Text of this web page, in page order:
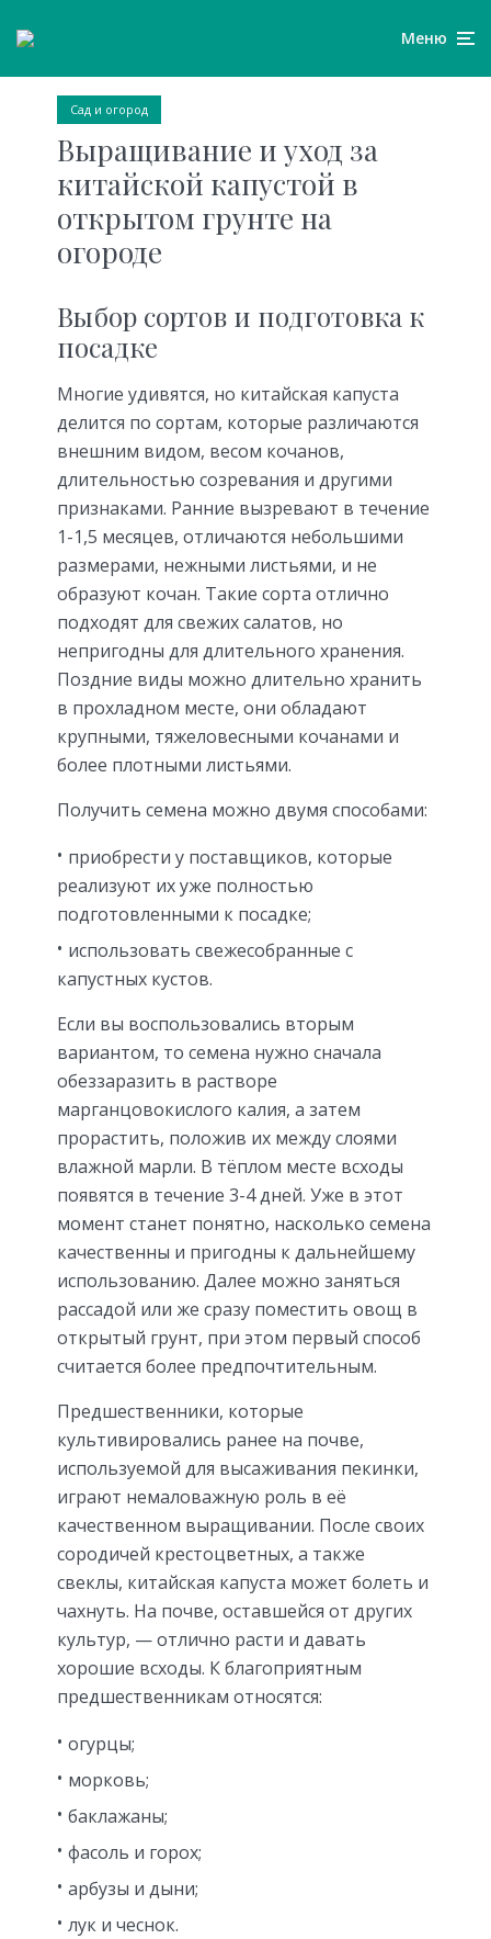
Меню
Сад и огород
Выращивание и уход за
китайской капустой в
открытом грунте на
огороде
Выбор сортов и подготовка к
посадке
Многие удивятся, но китайская капуста
делится по сортам, которые различаются
внешним видом, весом кочанов,
длительностью созревания и другими
признаками. Ранние вызревают в течение
1-1,5 месяцев, отличаются небольшими
размерами, нежными листьями, и не
образуют кочан. Такие сорта отлично
подходят для свежих салатов, но
непригодны для длительного хранения.
Поздние виды можно длительно хранить
в прохладном месте, они обладают
крупными, тяжеловесными кочанами и
более плотными листьями.
Получить семена можно двумя способами:
приобрести у поставщиков, которые
реализуют их уже полностью
подготовленными к посадке;
использовать свежесобранные с
капустных кустов.
Если вы воспользовались вторым
вариантом, то семена нужно сначала
обеззаразить в растворе
марганцовокислого калия, а затем
прорастить, положив их между слоями
влажной марли. В тёплом месте всходы
появятся в течение 3-4 дней. Уже в этот
момент станет понятно, насколько семена
качественны и пригодны к дальнейшему
использованию. Далее можно заняться
рассадой или же сразу поместить овощ в
открытый грунт, при этом первый способ
считается более предпочтительным.
Предшественники, которые
культивировались ранее на почве,
используемой для высаживания пекинки,
играют немаловажную роль в её
качественном выращивании. После своих
сородичей крестоцветных, а также
свеклы, китайская капуста может болеть и
чахнуть. На почве, оставшейся от других
культур, — отлично расти и давать
хорошие всходы. К благоприятным
предшественникам относятся:
огурцы;
морковь;
баклажаны;
фасоль и горох;
арбузы и дыни;
лук и чеснок.